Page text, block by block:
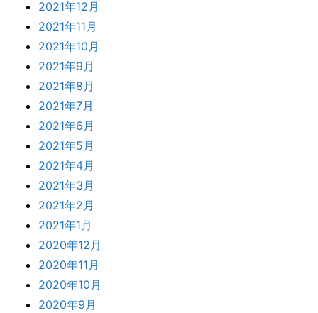
2021年12月
2021年11月
2021年10月
2021年9月
2021年8月
2021年7月
2021年6月
2021年5月
2021年4月
2021年3月
2021年2月
2021年1月
2020年12月
2020年11月
2020年10月
2020年9月